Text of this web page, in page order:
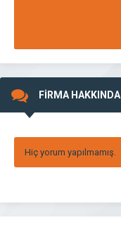
FİRMA
Hiç yorum yapılmamış.